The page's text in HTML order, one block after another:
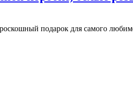
подарок для самого